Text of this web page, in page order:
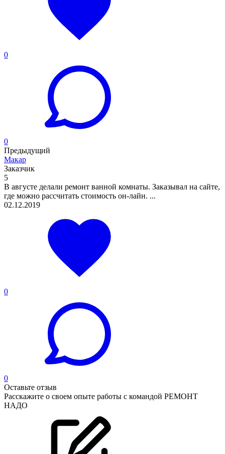
0
0
Предыдущий
Макар
Заказчик
5
В августе делали ремонт ванной комнаты. Заказывал на сайте,
где можно рассчитать стоимость он-лайн. ...
02.12.2019
0
0
Оставьте отзыв
Расскажите о своем опыте работы с командой РЕМОНТ
НАДО